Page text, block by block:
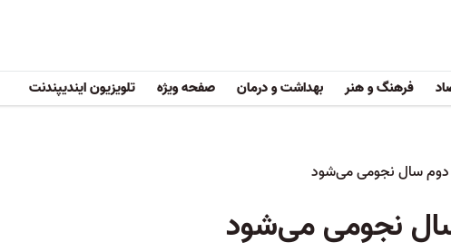
فرهنگ و هنر بهداشت و درمان صفحه ویژه تلویزیون ایندیپندنت
سال نجومی می‌شود
نجومی می‌شود